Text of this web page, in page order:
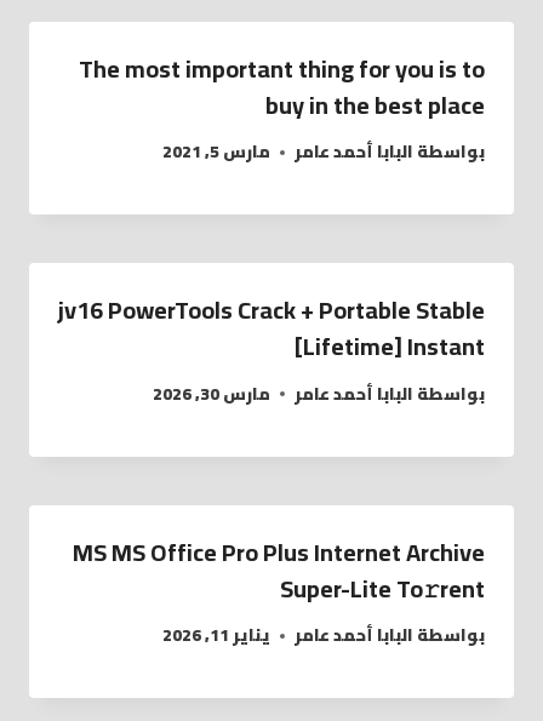
The most important thing for you is to
buy in the best place
بواسطةالبابا أحمد عامر مارس 5, 2021
jv16 PowerTools Crack + Portable Stable
[Lifetime] Instant
بواسطةالبابا أحمد عامر مارس 30, 2026
MS MS Office Pro Plus Internet Archive
Super-Lite To𝚛rent
بواسطةالبابا أحمد عامر يناير 11, 2026